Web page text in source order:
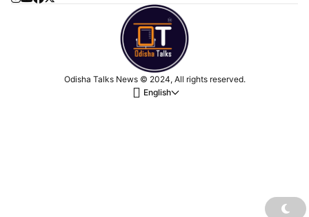
Odisha Talks News © 2024, All rights reserved.
English